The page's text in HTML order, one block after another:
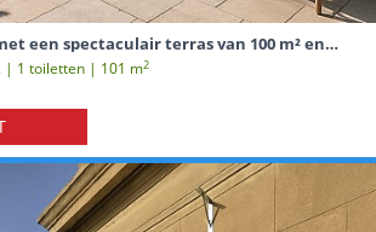
een spectaculair terras van 100 m² en
op zee in Badalona.
| 1 toiletten | 101 m2